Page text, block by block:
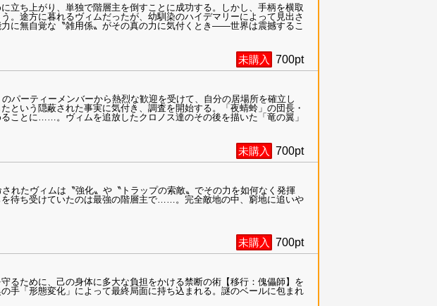
立ち上がり、単独で階層主を倒すことに成功する。しかし、手柄を横取
。途方に暮れるヴィムだったが、幼馴染のハイデマリーによって見出さ
に無自覚な〝雑用係〟がその真の力に気付くとき――世界は震撼するこ
未購入 700pt
パーティーメンバーから熱烈な歓迎を受けて、自分の居場所を確立し
いう隠蔽された事実に気付き、調査を開始する。「夜蜻蛉」の団長・
ことに……。ヴィムを追放したクロノス達のその後を描いた「竜の翼」
未購入 700pt
れたヴィムは〝強化〟や〝トラップの索敵〟でその力を如何なく発揮
待ち受けていたのは最強の階層主で……。完全敵地の中、窮地に追いや
未購入 700pt
るために、己の身体に多大な負担をかける禁断の術【移行：傀儡師】を
手「形態変化」によって最終局面に持ち込まれる。謎のベールに包まれ